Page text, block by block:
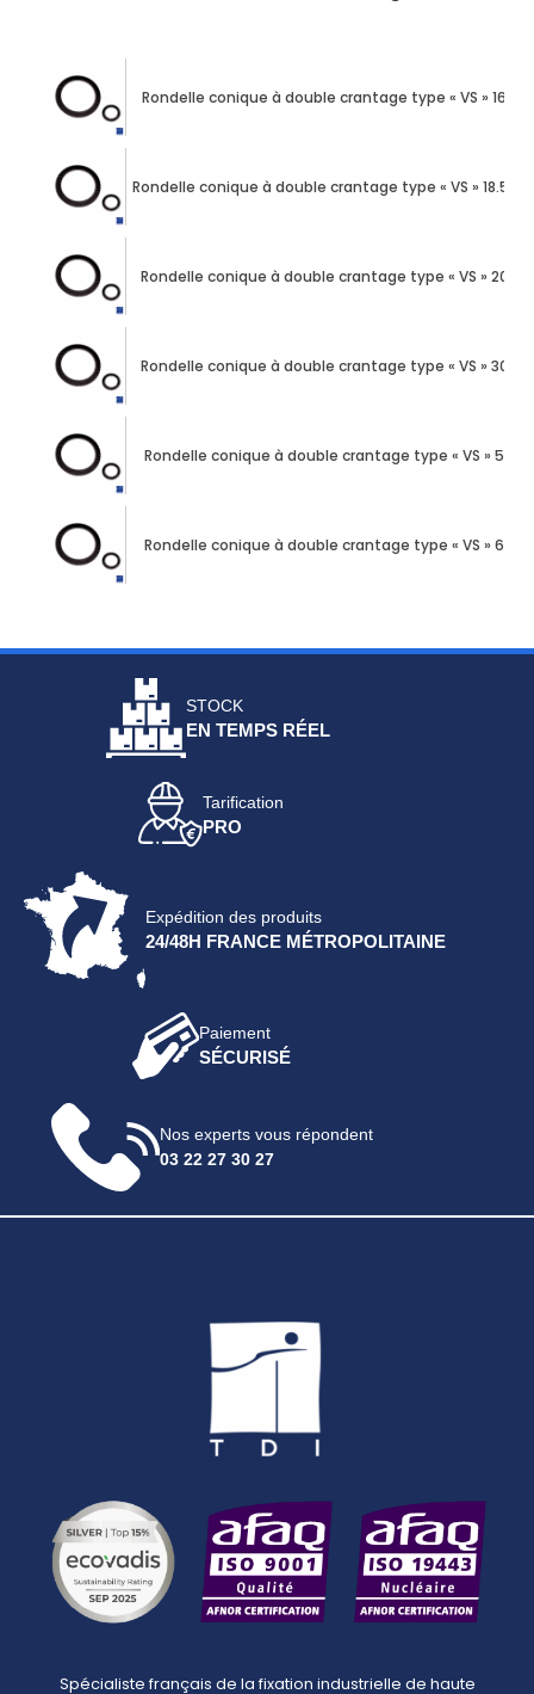
Rondelle conique à double crantage type « VS »
Rondelle conique à double crantage type « VS »
Rondelle conique à double crantage type « VS »
Rondelle conique à double crantage type « VS »
Rondelle conique à double crantage type « VS »
Rondelle conique à double crantage type « VS »
STOCK
EN TEMPS RÉEL
Tarification
PRO
Expédition des produits
24/48H FRANCE MÉTROPOLITAINE
Paiement
SÉCURISÉ
Nos experts vous répondent
03 22 27 30 27
Spécialiste français de la fixation industrielle de haute